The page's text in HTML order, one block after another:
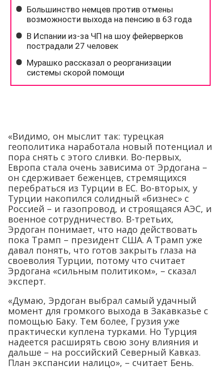
«Видимо, он мыслит так: турецкая
геополитика наработала новый потенциал и
пора снять с этого сливки. Во-первых,
Европа стала очень зависима от Эрдогана –
он сдерживает беженцев, стремящихся
перебраться из Турции в ЕС. Во-вторых, у
Турции накопился солидный «бизнес» с
Россией – и газопровод, и строящаяся АЭС, и
военное сотрудничество. В-третьих,
Эрдоган понимает, что надо действовать
пока Трамп – президент США. А Трамп уже
давал понять, что готов закрыть глаза на
своеволия Турции, потому что считает
Эрдогана «сильным политиком», – сказал
эксперт.
«Думаю, Эрдоган выбрал самый удачный
момент для громкого выхода в Закавказье с
помощью Баку. Тем более, Грузия уже
практически куплена турками. Но Турция
надеется расширять свою зону влияния и
дальше – на российский Северный Кавказ.
План экспансии налицо», – считает Бень.